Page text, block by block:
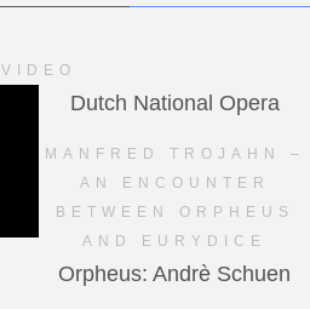
VIDEO
Dutch National Opera
MANFRED TROJAHN –
AN ENCOUNTER
BETWEEN ORPHEUS
AND EURYDICE
Orpheus: Andrè Schuen